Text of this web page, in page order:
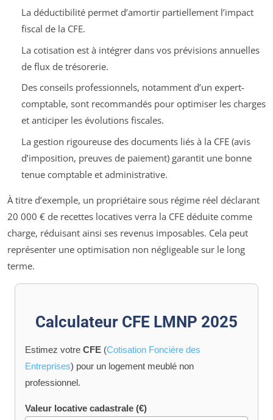
La déductibilité permet d’amortir partiellement l’impact
fiscal de la CFE.
La cotisation est à intégrer dans vos prévisions annuelles
de flux de trésorerie.
Des conseils professionnels, notamment d’un expert-
comptable, sont recommandés pour optimiser les charges
et anticiper les évolutions fiscales.
La gestion rigoureuse des documents liés à la CFE (avis
d’imposition, preuves de paiement) garantit une bonne
tenue comptable et administrative.
À titre d’exemple, un propriétaire sous régime réel déclarant
20 000 € de recettes locatives verra la CFE déduite comme
charge, réduisant ainsi ses revenus imposables. Cela peut
représenter une optimisation non négligeable sur le long
terme.
Calculateur CFE LMNP 2025
Estimez votre CFE (Cotisation Foncière des
Entreprises) pour un logement meublé non
professionnel.
Valeur locative cadastrale (€)